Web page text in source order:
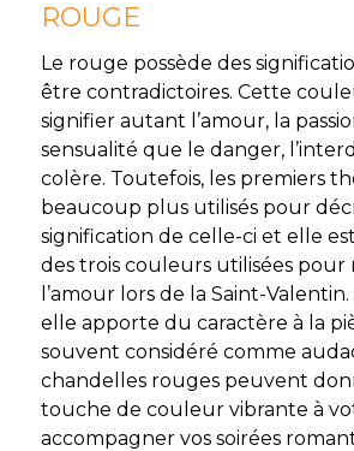
ROUGE
Le rouge possède des
être contradictoires. Cette
signifier autant l’amour, la
sensualité que le danger,
colère. Toutefois, les premiers
beaucoup plus utilisés pour
signification de celle-ci et elle
des trois couleurs utilisées
l’amour lors de la Saint-
elle apporte du caractère à la
souvent considéré comme
chandelles rouges peuvent
touche de couleur vibrante à
accompagner vos soirées